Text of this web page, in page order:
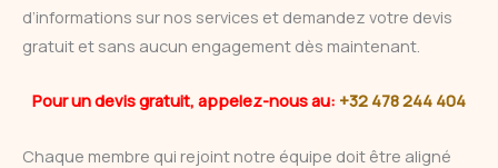
d’informations sur nos services et demandez votre devis
gratuit et sans aucun engagement dès maintenant.
Pour un devis gratuit, appelez-nous au: +32 478 244 404
Chaque membre qui rejoint notre équipe doit être aligné